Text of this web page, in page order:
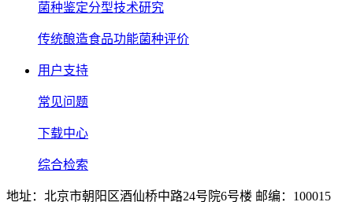
菌种鉴定分型技术研究
传统酿造食品功能菌种评价
用户支持
常见问题
下载中心
综合检索
地址：北京市朝阳区酒仙桥中路24号院6号楼 邮编：100015